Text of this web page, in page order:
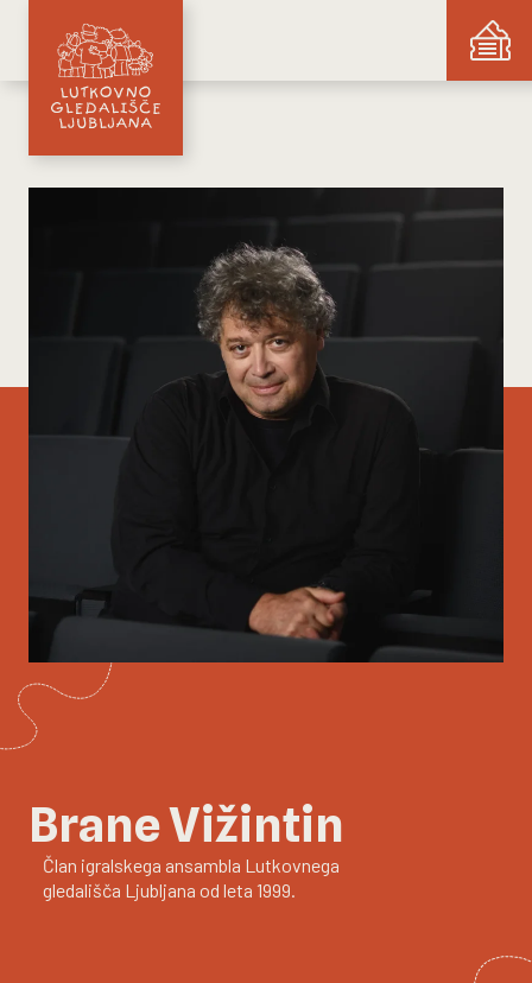
Brane Vižintin
Član igralskega ansambla Lutkovnega
gledališča Ljubljana od leta 1999.